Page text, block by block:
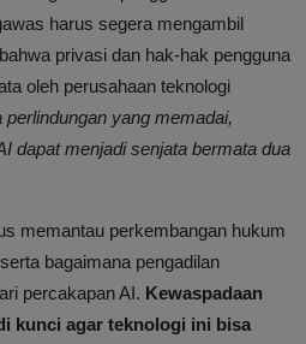
harus segera mengambil
privasi dan hak-hak pengguna
oleh perusahaan teknologi
perlindungan yang memadai,
dapat menjadi senjata bermata dua
memantau perkembangan hukum
bagaimana pengadilan
percakapan AI. Kewaspadaan
kunci agar teknologi ini bisa